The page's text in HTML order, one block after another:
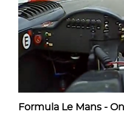
Formula Le Mans -